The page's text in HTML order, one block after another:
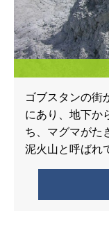
ゴブスタンの街
にあり、地下か
ち、マグマがた
泥火山と呼ばれ
ス田などを探